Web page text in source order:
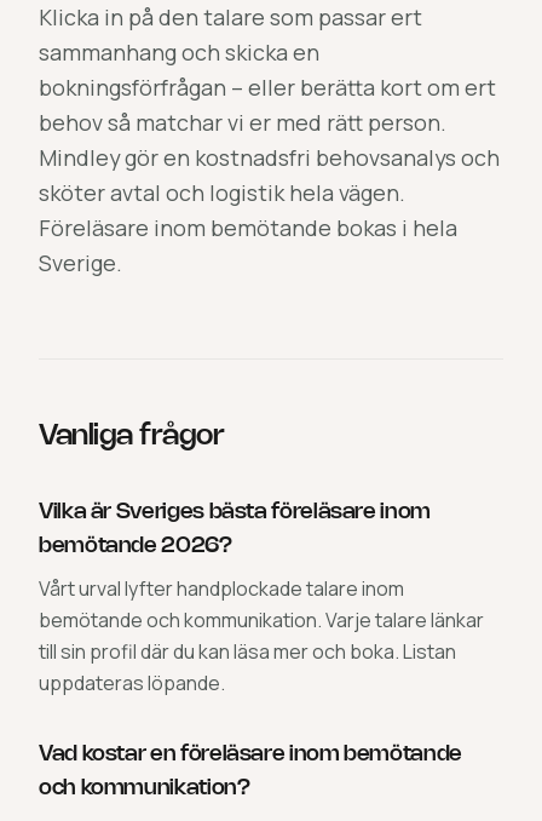
Klicka in på den talare som passar ert
sammanhang och skicka en
bokningsförfrågan – eller berätta kort om ert
behov så matchar vi er med rätt person.
Mindley gör en kostnadsfri behovsanalys och
sköter avtal och logistik hela vägen.
Föreläsare inom bemötande bokas i hela
Sverige.
Vanliga frågor
Vilka är Sveriges bästa föreläsare inom
bemötande 2026?
Vårt urval lyfter handplockade talare inom
bemötande och kommunikation. Varje talare länkar
till sin profil där du kan läsa mer och boka. Listan
uppdateras löpande.
Vad kostar en föreläsare inom bemötande
och kommunikation?